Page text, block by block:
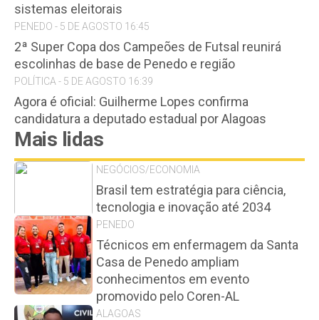
sistemas eleitorais
PENEDO - 5 DE AGOSTO 16:45
2ª Super Copa dos Campeões de Futsal reunirá
escolinhas de base de Penedo e região
POLÍTICA - 5 DE AGOSTO 16:39
Agora é oficial: Guilherme Lopes confirma
candidatura a deputado estadual por Alagoas
Mais lidas
NEGÓCIOS/ECONOMIA
Brasil tem estratégia para ciência,
tecnologia e inovação até 2034
PENEDO
Técnicos em enfermagem da Santa
Casa de Penedo ampliam
conhecimentos em evento
promovido pelo Coren-AL
ALAGOAS